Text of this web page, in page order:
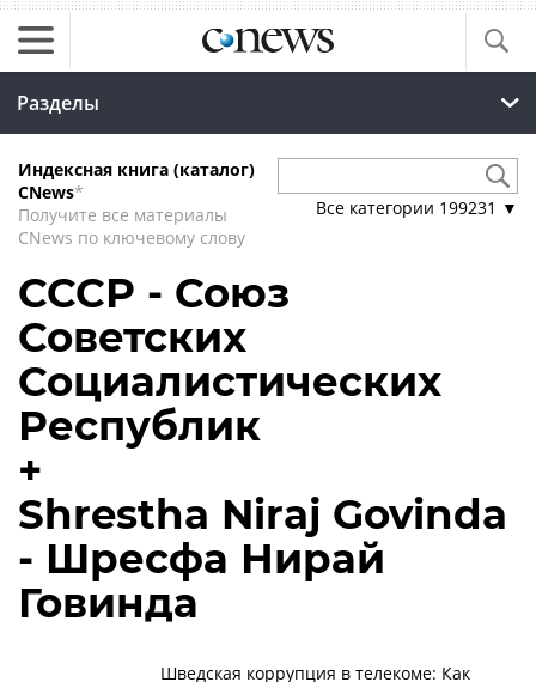
Разделы
Индексная книга (каталог)
CNews*
Получите все материалы
CNews по ключевому слову
Все категории 199231 ▼
СССР - Союз
Советских
Социалистических
Республик
+
Shrestha Niraj Govinda
- Шресфа Нирай
Говинда
Шведская коррупция в телекоме: Как